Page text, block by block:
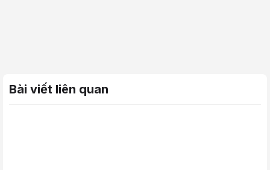
Bài viết liên quan